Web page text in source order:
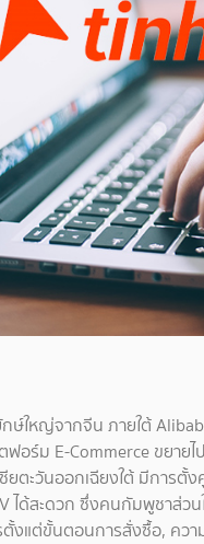
ษ์ใหญ่จากจีน ภายใต้
ฟอร์ม E-Commerce ขยาย
ยตะวันออกเฉียงใต้ มีการตั้
ได้สะดวก ซึ่งคนกัมพูชาส่
งแต่ขั้นตอนการสั่งซื้อ, ควา